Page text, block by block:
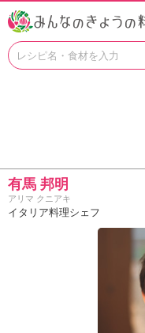
有馬 邦明
アリマ クニアキ
イタリア料理シェフ